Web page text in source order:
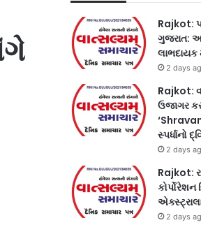
Rajkot:
ગુજરાત:
લાભદાયક
2 days
Rajkot:
ઉજાગર
સ્પર્ધાનો
2 days
Rajkot:
કોર્પોરેશન
2 days